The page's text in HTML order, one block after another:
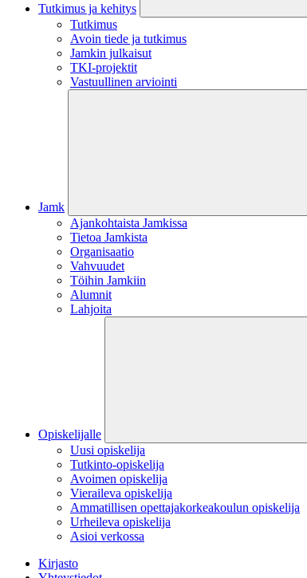
Tutkimus ja kehitys
Tutkimus
Avoin tiede ja tutkimus
Jamkin julkaisut
TKI-projektit
Vastuullinen arviointi
Jamk
Ajankohtaista Jamkissa
Tietoa Jamkista
Organisaatio
Vahvuudet
Töihin Jamkiin
Alumnit
Lahjoita
Opiskelijalle
Uusi opiskelija
Tutkinto-opiskelija
Avoimen opiskelija
Vieraileva opiskelija
Ammatillisen opettajakorkeakoulun opiskelija
Urheileva opiskelija
Asioi verkossa
Kirjasto